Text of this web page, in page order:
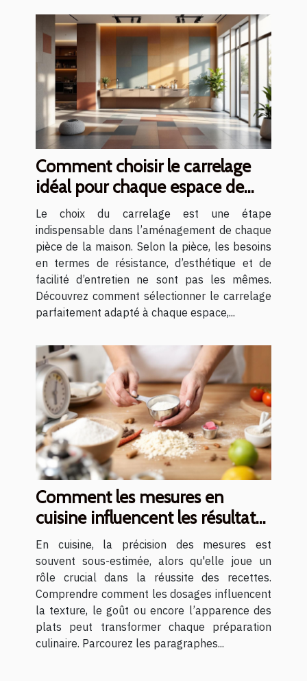
Comment choisir le carrelage
idéal pour chaque espace de
votre maison ?
Le choix du carrelage est une étape
indispensable dans l’aménagement de chaque
pièce de la maison. Selon la pièce, les besoins
en termes de résistance, d’esthétique et de
facilité d’entretien ne sont pas les mêmes.
Découvrez comment sélectionner le carrelage
parfaitement adapté à chaque espace,...
Comment les mesures en
cuisine influencent les résultats
des recettes ?
En cuisine, la précision des mesures est
souvent sous-estimée, alors qu'elle joue un
rôle crucial dans la réussite des recettes.
Comprendre comment les dosages influencent
la texture, le goût ou encore l’apparence des
plats peut transformer chaque préparation
culinaire. Parcourez les paragraphes...